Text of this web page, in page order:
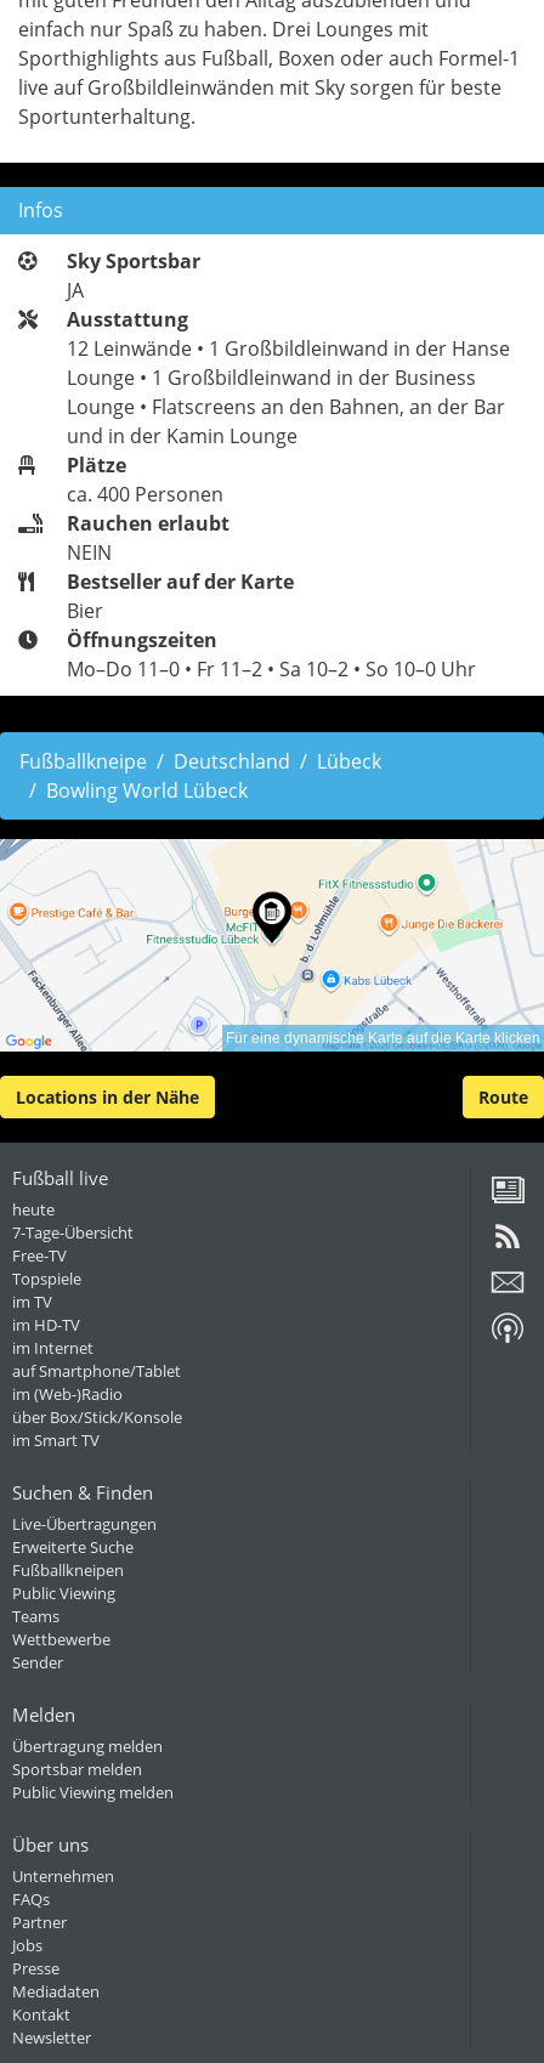
einfach nur Spaß zu haben. Drei Lounges mit
Sporthighlights aus Fußball, Boxen oder auch Formel-1
live auf Großbildleinwänden mit Sky sorgen für beste
Sportunterhaltung.
Infos
Sky Sportsbar
JA
Ausstattung
12 Leinwände • 1 Großbildleinwand in der Hanse
Lounge • 1 Großbildleinwand in der Business
Lounge • Flatscreens an den Bahnen, an der Bar
und in der Kamin Lounge
Plätze
ca. 400 Personen
Rauchen erlaubt
NEIN
Bestseller auf der Karte
Bier
Öffnungszeiten
Mo–Do 11–0 • Fr 11–2 • Sa 10–2 • So 10–0 Uhr
Fußballkneipe Deutschland
Lübeck
Bowling World Lübeck
Für eine dynamische Karte auf die Karte klicken
Locations in der Nähe Route
Fußball live
heute
7-Tage-Übersicht
Free-TV
Topspiele
im TV
im HD-TV
im Internet
auf Smartphone/Tablet
im (Web-)Radio
über Box/Stick/Konsole
im Smart TV
Suchen & Finden
Live-Übertragungen
Erweiterte Suche
Fußballkneipen
Public Viewing
Teams
Wettbewerbe
Sender
Melden
Übertragung melden
Sportsbar melden
Public Viewing melden
Über uns
Unternehmen
FAQs
Partner
Jobs
Presse
Mediadaten
Kontakt
Newsletter